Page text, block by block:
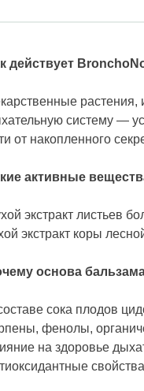
действует
растения,
систему —
от накопленного
активные
экстракт листьев
экстракт коры
основа
сока плодов
фенолы,
на здоровье